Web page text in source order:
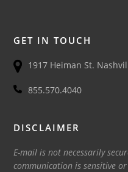
GET IN TOUCH
1917 Heiman St.
855.570.4040
DISCLAIMER
E-mail is not necessarily
communication is sensitive